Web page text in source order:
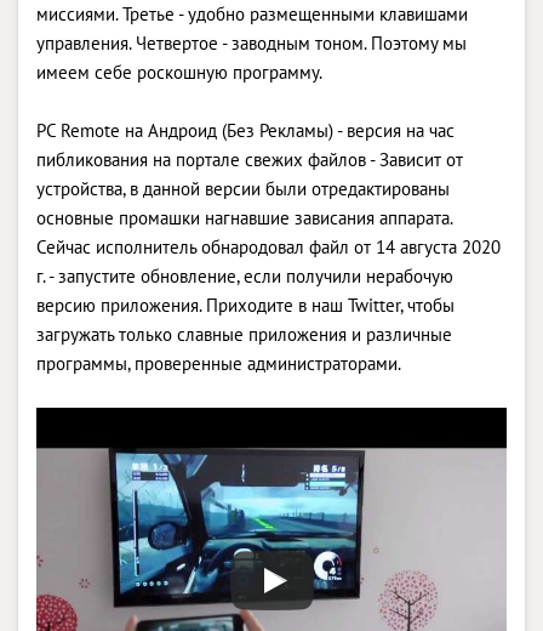
миссиями. Третье - удобно размещенными клавишами
управления. Четвертое - заводным тоном. Поэтому мы
имеем себе роскошную программу.
PC Remote на Андроид (Без Рекламы) - версия на час
пибликования на портале свежих файлов - Зависит от
устройства, в данной версии были отредактированы
основные промашки нагнавшие зависания аппарата.
Сейчас исполнитель обнародовал файл от 14 августа 2020
г. - запустите обновление, если получили нерабочую
версию приложения. Приходите в наш Twitter, чтобы
загружать только славные приложения и различные
программы, проверенные администраторами.